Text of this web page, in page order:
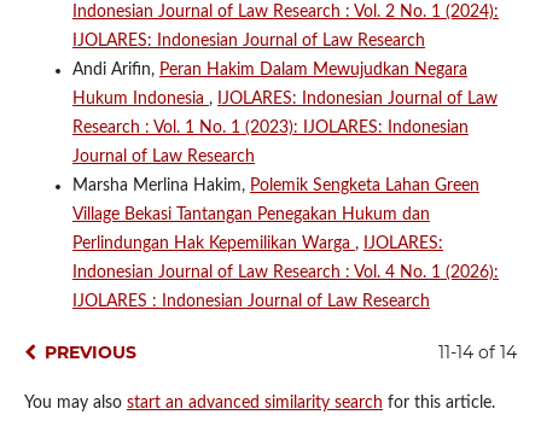
Indonesian Journal of Law Research : Vol. 2 No. 1 (2024):
IJOLARES: Indonesian Journal of Law Research
Andi Arifin, Peran Hakim Dalam Mewujudkan Negara
Hukum Indonesia ,
IJOLARES: Indonesian Journal of Law
Research : Vol. 1 No. 1 (2023): IJOLARES: Indonesian
Journal of Law Research
Marsha Merlina Hakim, Polemik Sengketa Lahan Green
Village Bekasi Tantangan Penegakan Hukum dan
Perlindungan Hak Kepemilikan Warga ,
IJOLARES:
Indonesian Journal of Law Research : Vol. 4 No. 1 (2026):
IJOLARES : Indonesian Journal of Law Research
PREVIOUS 11-14 of 14
You may also start an advanced similarity search for this article.